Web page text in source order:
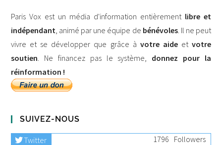
Paris Vox est un média d'information entièrement libre et
indépendant, animé par une équipe de bénévoles. Il ne peut
vivre et se développer que grâce à votre aideet votre
soutien. Ne financez pas le système, donnez pour la
réinformation !
SUIVEZ-NOUS
Twitter 1796 Followers